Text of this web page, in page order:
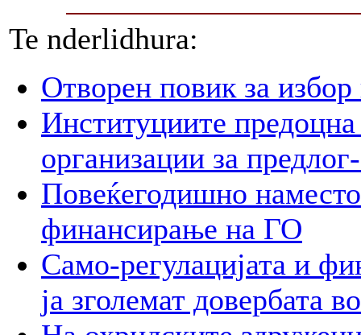
Te nderlidhura:
Отворен повик за избор
Институциите предоцна
организации за
Повеќегодишно
финансирање на ГО
Само-регулацијата и
ја зголемат довербата